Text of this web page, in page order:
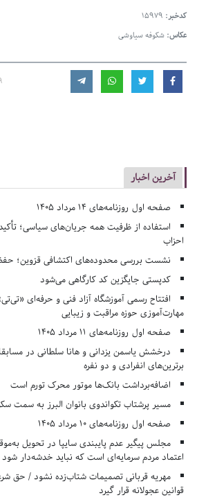
کدخبر: 15979
عکاس: شکوفه سیاوشی
آخرین اخبار
صفحه اول روزنامه‌های 14 مرداد 1405
استفاده از ظرفیت همه جریان‌های سیاسی؛
احزاب
نشست بررسی محدوده‌های اکتشافی قزوین؛
کدپستی جایگزین کد کارگاهی می‌شود
افتتاح رسمی آموزشگاه آزاد فنی و حرفه‌ای
مهارت‌آموزی حوزه مراقبت و زیبایی
صفحه اول روزنامه‌های 11 مرداد 1405
درخشش یاسمن یزدانی و هانا سلطانی در
برترین‌های انفرادی و دو نفره
اضافه‌برداشت بانک‌ها موتور محرک تورم است
مسیر پرشتاب تکواندوی بانوان البرز به سمت
صفحه اول روزنامه‌های 10 مرداد 1405
مجلس پیگیر عدم پایبندی سایپا در تحویل
اعتماد مردم سرمایه‌ای است که نباید خدشه‌دار شود
مهریه قربانی تصمیمات شتاب‌زده نشود / حق
قوانین عجولانه قرار گیرد